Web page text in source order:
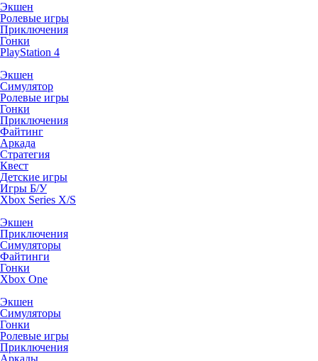
Экшен
Ролевые игры
Приключения
Гонки
PlayStation 4
Экшен
Симулятор
Ролевые игры
Гонки
Приключения
Файтинг
Аркада
Стратегия
Квест
Детские игры
Игры Б/У
Xbox Series X/S
Экшен
Приключения
Симуляторы
Файтинги
Гонки
Xbox One
Экшен
Симуляторы
Гонки
Ролевые игры
Приключения
Аркады